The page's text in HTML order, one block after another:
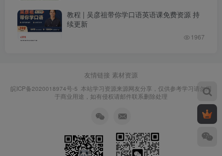
教程 | 吴彦祖带你学口语英语课免费资源 持
续更新
1967
友情链接 素材资源
皖ICP备2020018974号-5 本站学习资源来源网友分享，仅供参考学习请勿用
于商业用途，如有侵权请邮件联系删除处理